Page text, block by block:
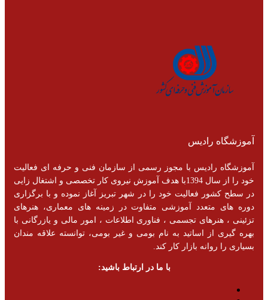
آموزشگاه رادیس
آموزشگاه رادیس با مجوز رسمی از سازمان فنی و حرفه ای فعالیت
خود را از سال 1394با هدف آموزش نیروی کار تخصصی و اشتغال زایی
در سطح کشور فعالیت خود را در شهر تبریز آغاز نموده و با برگزاری
دوره های متعدد آموزشی متفاوت در زمینه های معماری، هنرهای
تزئینی ، هنرهای تجسمی ، فناوری اطلاعات ، امور مالی و یازرگانی با
بهره گیری از اساتید به نام بومی و غیر بومی، توانسته علاقه مندان
بسیاری را روانه بازار کار کند.
با ما در ارتباط باشید: